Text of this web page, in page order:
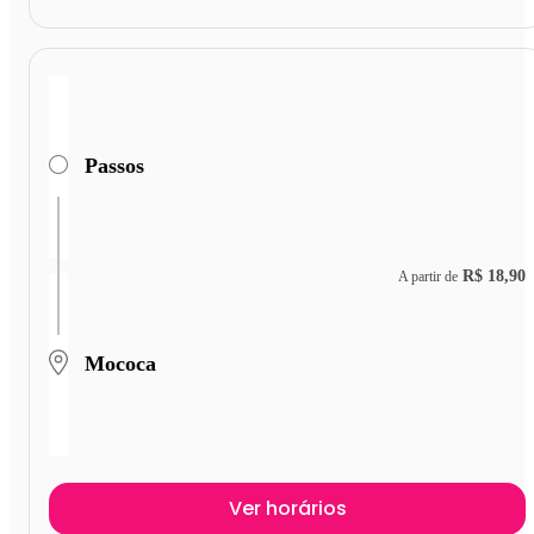
Passos
Mococa
A partir de R$ 18,90
Ver horários